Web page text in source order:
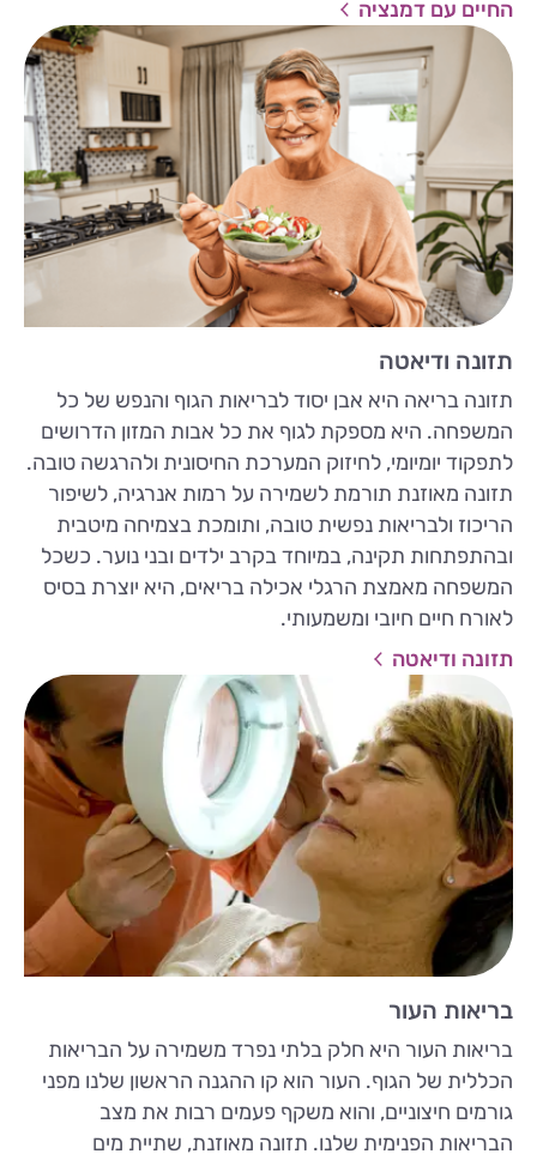
החיים עם דמנציה
תזונה ודיאטה
תזונה בריאה היא אבן יסוד לבריאות הגוף והנפש של כל
המשפחה. היא מספקת לגוף את כל אבות המזון הדרושים
לתפקוד יומיומי, לחיזוק המערכת החיסונית ולהרגשה טובה.
תזונה מאוזנת תורמת לשמירה על רמות אנרגיה, לשיפור
הריכוז ולבריאות נפשית טובה, ותומכת בצמיחה מיטבית
ובהתפתחות תקינה, במיוחד בקרב ילדים ובני נוער. כשכל
המשפחה מאמצת הרגלי אכילה בריאים, היא יוצרת בסיס
לאורח חיים חיובי ומשמעותי.
תזונה ודיאטה
בריאות העור
בריאות העור היא חלק בלתי נפרד משמירה על הבריאות
הכללית של הגוף. העור הוא קו ההגנה הראשון שלנו מפני
גורמים חיצוניים, והוא משקף פעמים רבות את מצב
הבריאות הפנימית שלנו. תזונה מאוזנת, שתיית מים